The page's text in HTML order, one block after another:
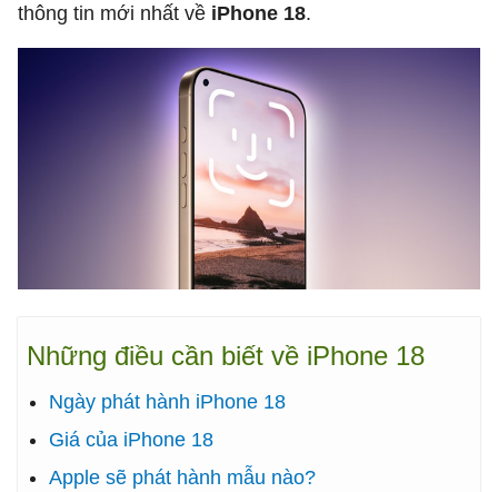
thông tin mới nhất về iPhone 18.
Những điều cần biết về iPhone 18
Ngày phát hành iPhone 18
Giá của iPhone 18
Apple sẽ phát hành mẫu nào?